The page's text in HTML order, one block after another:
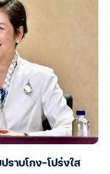
ราบโกง-โปร่งใส